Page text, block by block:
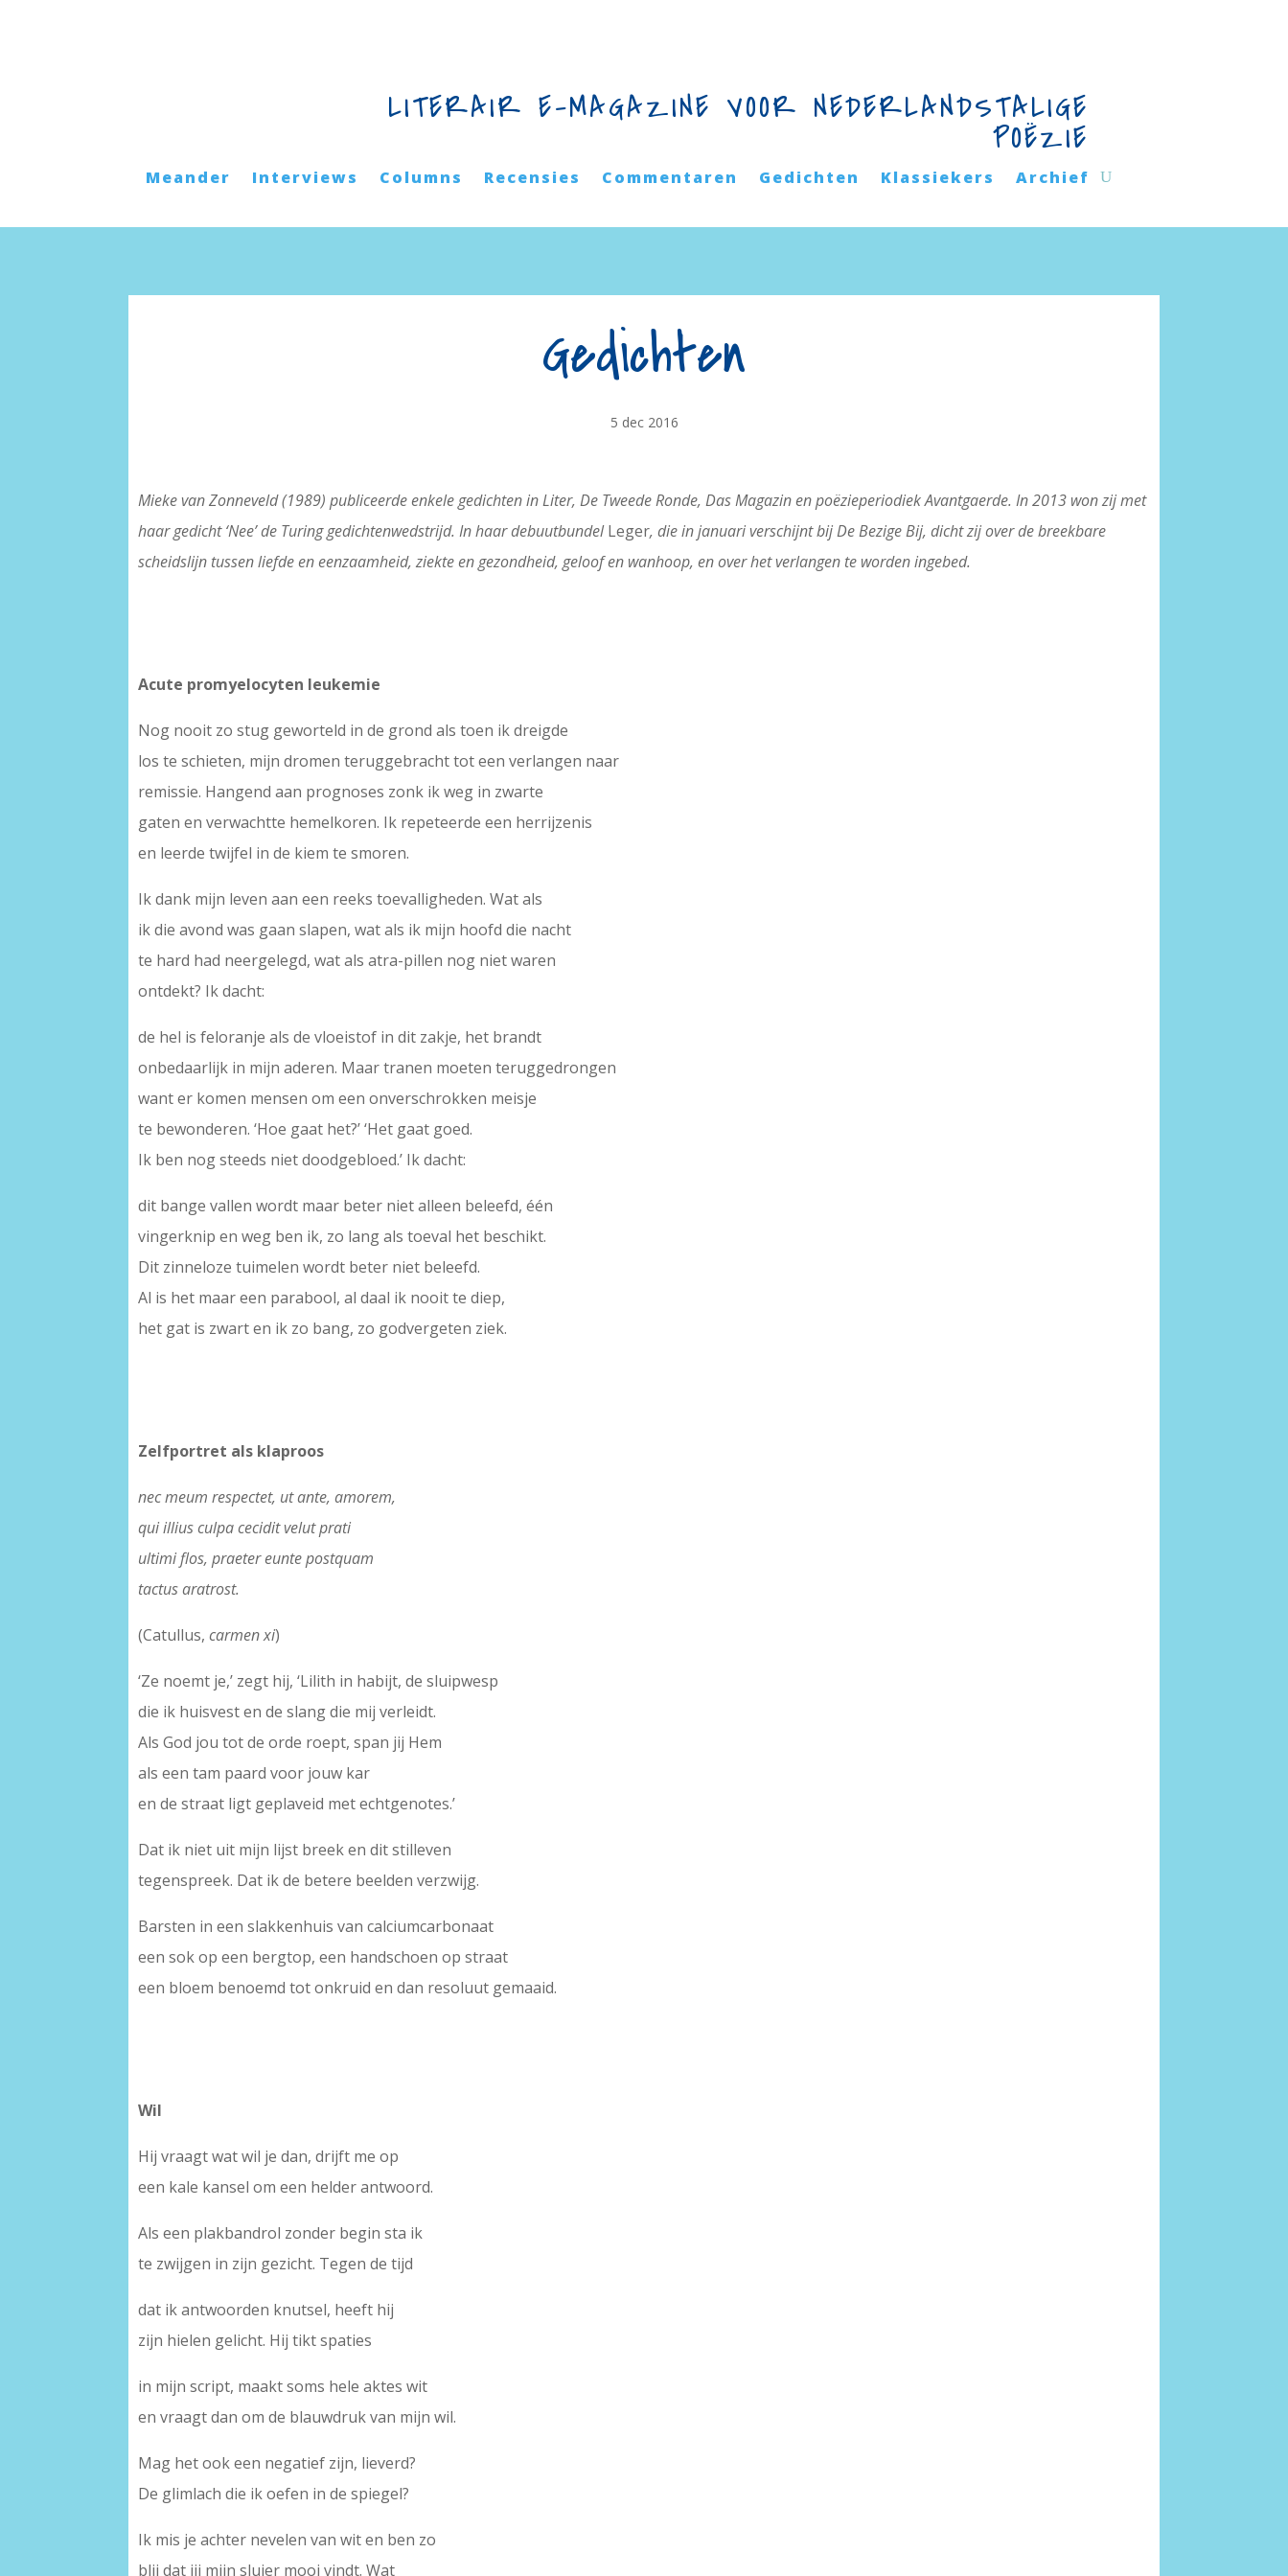
LITERAIR E-MAGAZINE VOOR NEDERLANDSTALIGE
POËZIE
Meander Interviews Columns Recensies Commentaren Gedichten Klassiekers Archief
Gedichten
5 dec 2016
Mieke van Zonneveld (1989) publiceerde enkele gedichten in Liter, De Tweede Ronde, Das Magazin en poëzieperiodiek Avantgaerde. In 2013 won zij met
haar gedicht ‘Nee’ de Turing gedichtenwedstrijd. In haar debuutbundelLeger, die in januari verschijnt bij De Bezige Bij, dicht zij over de breekbare
scheidslijn tussen liefde en eenzaamheid, ziekte en gezondheid, geloof en wanhoop, en over het verlangen te worden ingebed.
Acute promyelocyten leukemie
Nog nooit zo stug geworteld in de grond als toen ik dreigde
los te schieten, mijn dromen teruggebracht tot een verlangen naar
remissie. Hangend aan prognoses zonk ik weg in zwarte
gaten en verwachtte hemelkoren. Ik repeteerde een herrijzenis
en leerde twijfel in de kiem te smoren.
Ik dank mijn leven aan een reeks toevalligheden. Wat als
ik die avond was gaan slapen, wat als ik mijn hoofd die nacht
te hard had neergelegd, wat als atra-pillen nog niet waren
ontdekt? Ik dacht:
de hel is feloranje als de vloeistof in dit zakje, het brandt
onbedaarlijk in mijn aderen. Maar tranen moeten teruggedrongen
want er komen mensen om een onverschrokken meisje
te bewonderen. ‘Hoe gaat het?’ ‘Het gaat goed.
Ik ben nog steeds niet doodgebloed.’ Ik dacht:
dit bange vallen wordt maar beter niet alleen beleefd, één
vingerknip en weg ben ik, zo lang als toeval het beschikt.
Dit zinneloze tuimelen wordt beter niet beleefd.
Al is het maar een parabool, al daal ik nooit te diep,
het gat is zwart en ik zo bang, zo godvergeten ziek.
Zelfportret als klaproos
nec meum respectet, ut ante, amorem,
qui illius culpa cecidit velut prati
ultimi flos, praeter eunte postquam
tactus aratrost.
(Catullus,carmen xi)
‘Ze noemt je,’ zegt hij, ‘Lilith in habijt, de sluipwesp
die ik huisvest en de slang die mij verleidt.
Als God jou tot de orde roept, span jij Hem
als een tam paard voor jouw kar
en de straat ligt geplaveid met echtgenotes.’
Dat ik niet uit mijn lijst breek en dit stilleven
tegenspreek. Dat ik de betere beelden verzwijg.
Barsten in een slakkenhuis van calciumcarbonaat
een sok op een bergtop, een handschoen op straat
een bloem benoemd tot onkruid en dan resoluut gemaaid.
Wil
Hij vraagt wat wil je dan, drijft me op
een kale kansel om een helder antwoord.
Als een plakbandrol zonder begin sta ik
te zwijgen in zijn gezicht. Tegen de tijd
dat ik antwoorden knutsel, heeft hij
zijn hielen gelicht. Hij tikt spaties
in mijn script, maakt soms hele aktes wit
en vraagt dan om de blauwdruk van mijn wil.
Mag het ook een negatief zijn, lieverd?
De glimlach die ik oefen in de spiegel?
Ik mis je achter nevelen van wit en ben zo
blij dat jij mijn sluier mooi vindt. Wat